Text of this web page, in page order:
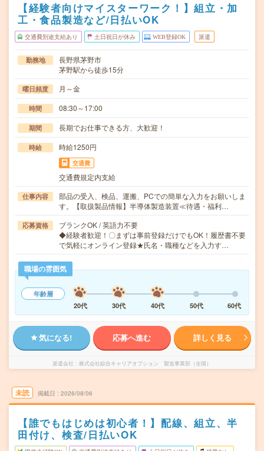
【経験者向けマイスターワーク！】組立・加
工・食品製造など/日払いOK
交通費別途支給あり 土日祝日が休み WEB登録OK 派遣
勤務地
長野県茅野市
茅野駅から徒歩15分
曜日頻度 月～金
時間 08:30～17:00
期間 長期でお仕事できる方、大歓迎！
時給 時給1250円
交通費
交通費規定内支給
仕事内容
部品の受入、検品、運搬、PCでの簡単な入力をお願いしま
す。【取扱製品情報】半導体製造装置≪待遇・福利…
応募資格
ブランクOK / 英語力不要
◆経験者歓迎！〇まずは事前登録だけでもOK！履歴書不要
で気軽にオンライン登録★氏名・職種などを入力す…
職場の雰囲気
年齢層
20代
30代 40代 50代 60代
気になる! 応募へ進む 詳しく見る
派遣会社 株式会社綜合キャリアオプション 製造事業部（全国）
未読 掲載日 2026/08/06
【誰でもはじめは初心者！】配線、組立、半
田付け、検査/日払いOK